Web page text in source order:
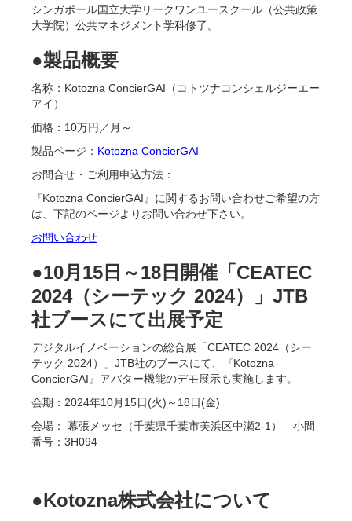
シンガポール国立大学リークワンユースクール（公共政策
大学院）公共マネジメント学科修了。
●製品概要
名称：Kotozna ConcierGAI（コトツナコンシェルジーエー
アイ）
価格：10万円／月～
製品ページ： Kotozna ConcierGAI
お問合せ・ご利用申込方法：
『Kotozna ConcierGAI』に関するお問い合わせご希望の方
は、下記のページよりお問い合わせ下さい。
お問い合わせ
●10月15日～18日開催「CEATEC
2024（シーテック 2024）」JTB
社ブースにて出展予定
デジタルイノベーションの総合展「CEATEC 2024（シー
テック 2024）」JTB社のブースにて、『Kotozna
ConcierGAI』アバター機能のデモ展示も実施します。
会期：2024年10月15日(火)～18日(金)
会場： 幕張メッセ（千葉県千葉市美浜区中瀬2-1） 小間
番号：3H094
●Kotozna株式会社について